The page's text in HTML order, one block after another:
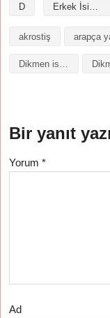
D Erkek İsimleri
akrostiş
Dikmen isminin baş harfleriyle şiir
Bir yanıt
Yorum*
Ad